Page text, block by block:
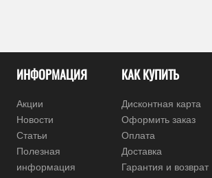
ИНФОРМАЦИЯ
Акции
Новости
Статьи
Полезная
информация
КАК КУПИТЬ
Дисконтная карта
Оформить заказ
Оплата
Доставка
Гарантия и возврат